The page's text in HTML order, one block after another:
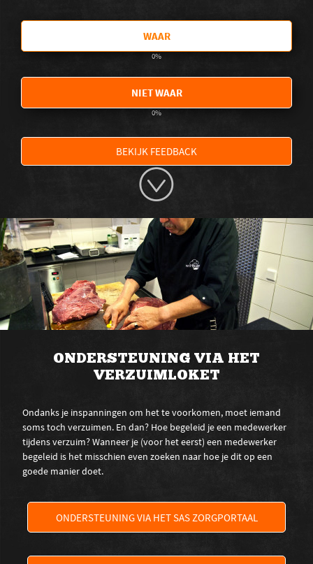
WAAR
0%
NIET WAAR
0%
BEKIJK FEEDBACK
ONDERSTEUNING VIA HET
VERZUIMLOKET
Ondanks je inspanningen om het te voorkomen, moet iemand
soms toch verzuimen. En dan? Hoe begeleid je een medewerker
tijdens verzuim? Wanneer je (voor het eerst) een medewerker
begeleid is het misschien even zoeken naar hoe je dit op een
goede manier doet.
ONDERSTEUNING VIA HET SAS ZORGPORTAAL